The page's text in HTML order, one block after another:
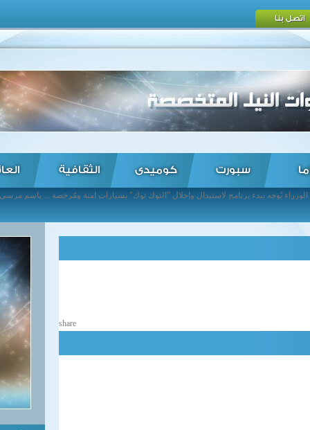
اتصل بنا
سبورت كوميدى الثقافية
share